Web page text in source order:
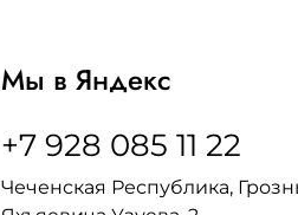
Мы в Яндекс
+7 928 085 11 22
Чеченская Республика,